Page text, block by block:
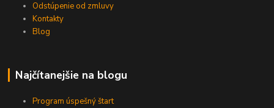
Odstúpenie od zmluvy
Kontakty
Blog
Najčítanejšie na blogu
Program úspešný štart